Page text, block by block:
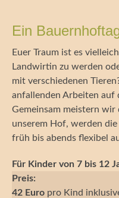
Ein
Euer Traum ist es
Landwirtin zu werden
mit verschiedenen
anfallenden Arbeiten auf
Gemeinsam meistern wir
unserem Hof, werden
früh bis abends flexibel
Für Kinder von 7 bis 12
Preis:
42 Euro pro Kind